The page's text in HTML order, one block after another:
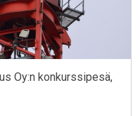
Oy:n konkurssipesä,